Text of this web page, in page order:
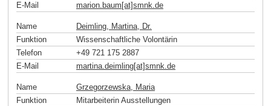
E-Mail
marion.baum[at]smnk.de
Name
Deimling, Martina, Dr.
Funktion
Wissenschaftliche Volontärin
Telefon
+49 721 175 2887
E-Mail
martina.deimling[at]smnk.de
Name
Grzegorzewska, Maria
Funktion
Mitarbeiterin Ausstellungen